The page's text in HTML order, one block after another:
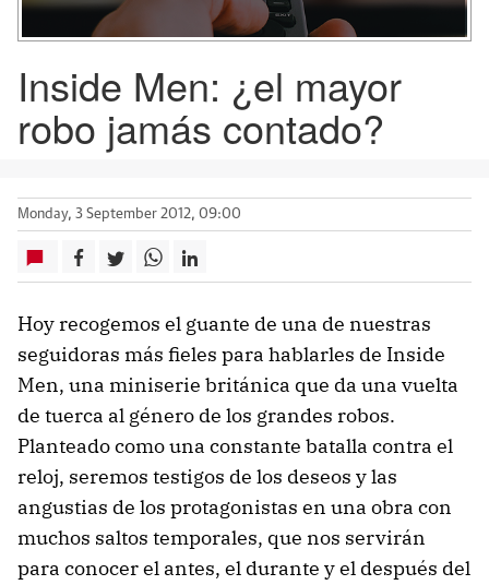
Inside Men: ¿el mayor
robo jamás contado?
Monday, 3 September 2012, 09:00
Hoy recogemos el guante de una de nuestras
seguidoras más fieles para hablarles de Inside
Men, una miniserie británica que da una vuelta
de tuerca al género de los grandes robos.
Planteado como una constante batalla contra el
reloj, seremos testigos de los deseos y las
angustias de los protagonistas en una obra con
muchos saltos temporales, que nos servirán
para conocer el antes, el durante y el después del